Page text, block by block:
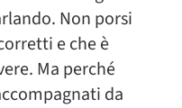
Non porsi
e che è
Ma perché
da